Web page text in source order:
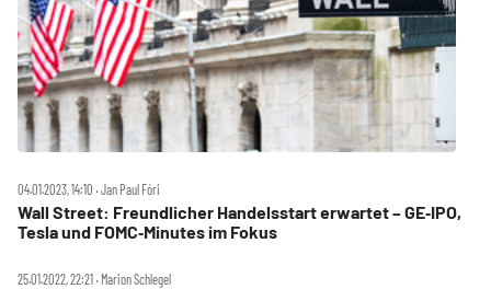
04.01.2023, 14:10 ‧ Jan Paul Fóri
Wall Street: Freundlicher Handelsstart erwartet – GE‑IPO,
Tesla und FOMC‑Minutes im Fokus
25.01.2022, 22:21 ‧ Marion Schlegel